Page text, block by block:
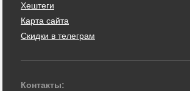
Хештеги
Карта сайта
Скидки в телеграм
Контакты: